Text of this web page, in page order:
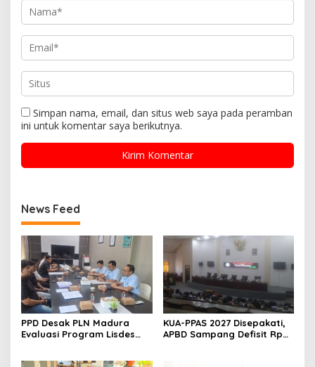
Simpan nama, email, dan situs web saya pada peramban
ini untuk komentar saya berikutnya.
News Feed
PPD Desak PLN Madura
Evaluasi Program Lisdes
KUA-PPAS 2027 Disepakati,
APBD Sampang Defisit Rp